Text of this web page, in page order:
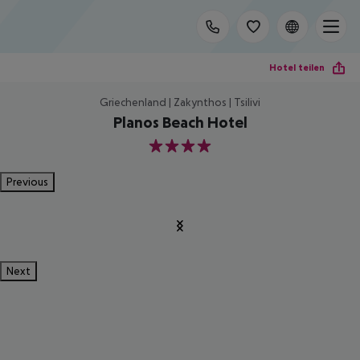
Hotel teilen
Griechenland | Zakynthos | Tsilivi
Planos Beach Hotel
4
Previous
Next